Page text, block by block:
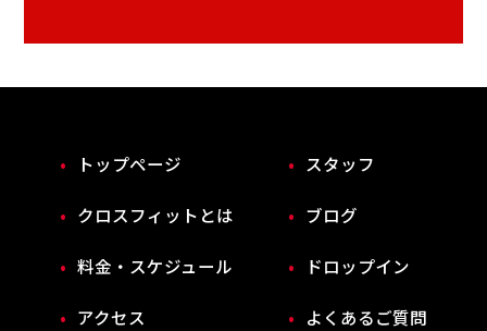
トップページ
クロスフィットとは
料金・スケジュール
アクセス
スタッフ
ブログ
ドロップイン
よくあるご質問